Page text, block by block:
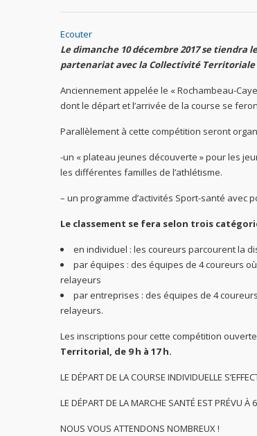
Ecouter
Le dimanche 10 décembre 2017 se tiendra
partenariat avec la Collectivité Territoriale
Anciennement appelée le « Rochambeau-
dont le départ et l’arrivée de la course se
Parallèlement à cette compétition seront
-un « plateau jeunes découverte » pour les
les différentes familles de l’athlétisme.
– un programme d’activités Sport-santé avec
Le classement se fera selon trois
en individuel : les coureurs parcourent la
par équipes : des équipes de 4 coureurs
relayeurs
par entreprises : des équipes de 4
relayeurs.
Les inscriptions pour cette compétition
Territorial, de 9 h à 17 h.
LE DÉPART DE LA COURSE INDIVIDUELLE
LE DÉPART DE LA MARCHE SANTÉ EST PRÉVU À
NOUS VOUS ATTENDONS NOMBREUX !